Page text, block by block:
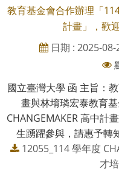
教育基金會合作辦理「
計畫」，歡
日期 : 2025-08-
國立臺灣大學 函 主旨：
畫與林堉璘宏泰教育
CHANGEMAKER 高中計
生踴躍參與，請惠予轉
12055_114 學年度
才